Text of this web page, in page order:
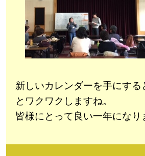
新しいカレンダーを手にす
とワクワクしますね。
皆様にとって良い一年になり